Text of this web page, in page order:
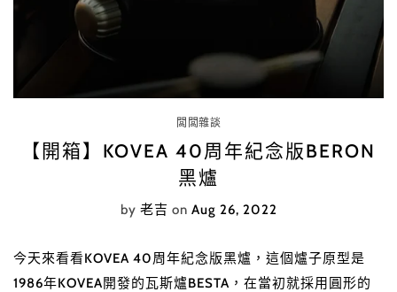
闆闆雜談
【開箱】KOVEA 40周年紀念版BERON
黑爐
by 老吉 on Aug 26, 2022
今天來看看KOVEA 40周年紀念版黑爐，這個爐子原型是
1986年KOVEA開發的瓦斯爐BESTA，在當初就採用圓形的